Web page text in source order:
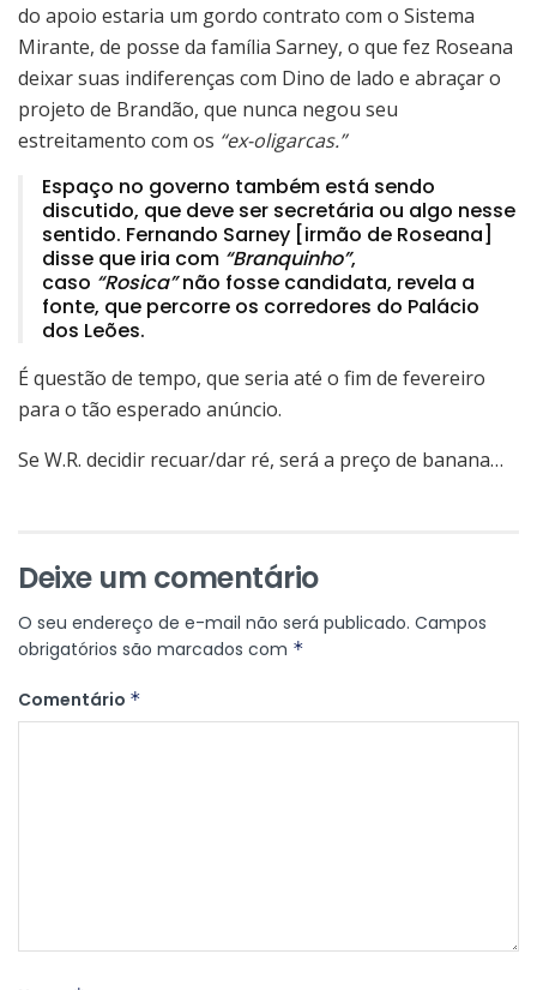
do apoio estaria um gordo contrato com o Sistema
Mirante, de posse da família Sarney, o que fez Roseana
deixar suas indiferenças com Dino de lado e abraçar o
projeto de Brandão, que nunca negou seu
estreitamento com os “ex-oligarcas.”
Espaço no governo também está sendo
discutido, que deve ser secretária ou algo nesse
sentido. Fernando Sarney [irmão de Roseana]
disse que iria com “Branquinho”,
caso “Rosica”não fosse candidata, revela a
fonte, que percorre os corredores do Palácio
dos Leões.
É questão de tempo, que seria até o fim de fevereiro
para o tão esperado anúncio.
Se W.R. decidir recuar/dar ré, será a preço de banana…
Deixe um comentário
O seu endereço de e-mail não será publicado. Campos
obrigatórios são marcados com *
Comentário *